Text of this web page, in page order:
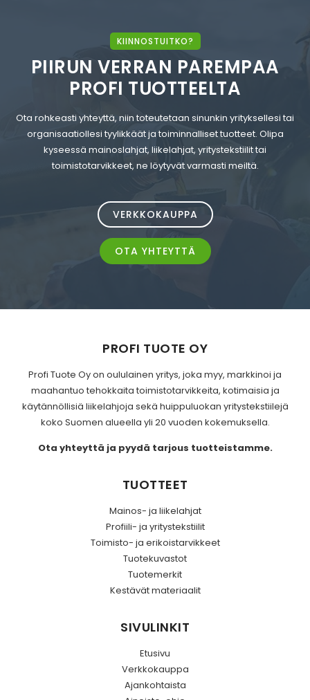
KIINNOSTUITKO?
PIIRUN VERRAN PAREMPAA
PROFI TUOTTEELTA
Ota rohkeasti yhteyttä, niin toteutetaan sinunkin yrityksellesi tai
organisaatiollesi tyylikkäät ja toiminnalliset tuotteet. Olipa
kyseessä mainoslahjat, liikelahjat, yritystekstiilit tai
toimistotarvikkeet, ne löytyvät varmasti meiltä.
VERKKOKAUPPA
OTA YHTEYTTÄ
PROFI TUOTE OY
Profi Tuote Oy on oululainen yritys, joka myy, markkinoi ja
maahantuo tehokkaita toimistotarvikkeita, kotimaisia ja
käytännöllisiä liikelahjoja sekä huippuluokan yritystekstiilejä
koko Suomen alueella yli 20 vuoden kokemuksella.
Ota yhteyttä ja pyydä tarjous tuotteistamme.
TUOTTEET
Mainos- ja liikelahjat
Profiili- ja yritystekstiilit
Toimisto- ja erikoistarvikkeet
Tuotekuvastot
Tuotemerkit
Kestävät materiaalit
SIVULINKIT
Etusivu
Verkkokauppa
Ajankohtaista